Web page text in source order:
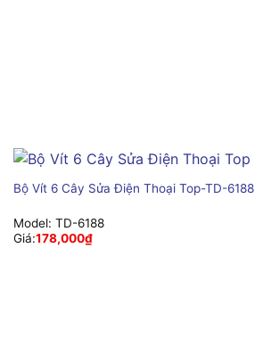
Bộ Vít 6 Cây Sửa Điện Thoại Top-TD-6188
Model: TD-6188
Giá:178,000₫